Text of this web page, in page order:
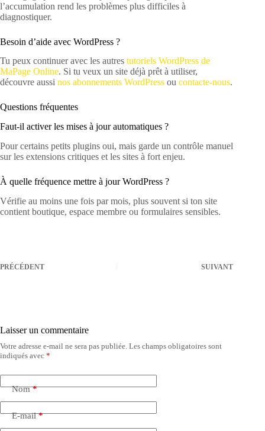
l’accumulation rend les problèmes plus difficiles à
diagnostiquer.
Besoin d’aide avec WordPress ?
Tu peux continuer avec les autres tutoriels WordPress de
MaPage Online. Si tu veux un site déjà prêt à utiliser,
découvre aussi nos abonnements WordPress ou contacte-nous.
Questions fréquentes
Faut-il activer les mises à jour automatiques ?
Pour certains petits plugins oui, mais garde un contrôle manuel
sur les extensions critiques et les sites à fort enjeu.
À quelle fréquence mettre à jour WordPress ?
Vérifie au moins une fois par mois, plus souvent si ton site
contient boutique, espace membre ou formulaires sensibles.
PRÉCÉDENT SUIVANT
Laisser un commentaire
Votre adresse e-mail ne sera pas publiée. Les champs obligatoires sont
indiqués avec *
Nom*
E-mail*